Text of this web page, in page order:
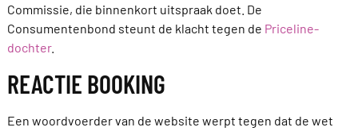
Commissie, die binnenkort uitspraak doet. De
Consumentenbond steunt de klacht tegen de Priceline-
dochter.
REACTIE BOOKING
Een woordvoerder van de website werpt tegen dat de wet